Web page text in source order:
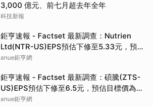
3,000 億元、前七月超去年全年
科技新報
鉅亨速報 - Factset 最新調查：Nutrien
Ltd(NTR-US)EPS預估下修至5.33元，預估
目標價為80.00元
anue鉅亨網
鉅亨速報 - Factset 最新調查：碩騰(ZTS-
US)EPS預估下修至6.5元，預估目標價為
90.00元
anue鉅亨網